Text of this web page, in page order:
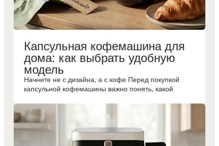
Капсульная кофемашина для
дома: как выбрать удобную
модель
Начните не с дизайна, а с кофе Перед покупкой
капсульной кофемашины важно понять, какой